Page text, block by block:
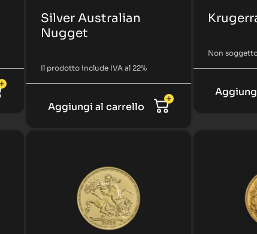
Silver Australian
Nugget
Il prodotto include IVA al 22%
Aggiungi al carrello
Non